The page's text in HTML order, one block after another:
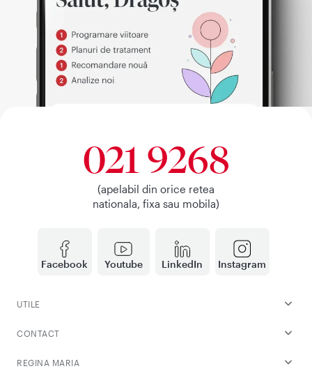
Facebook Youtube LinkedIn Instagram
021 9268
(apelabil din orice retea
nationala, fixa sau mobila)
UTILE
CONTACT
REGINA MARIA